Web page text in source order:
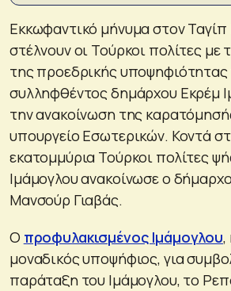
Εκκωφαντικό μήνυμα στον Ταγίπ
στέλνουν οι Τούρκοι πολίτες με
της προεδρικής υποψηφιότητας
συλληφθέντος δημάρχου Εκρέμ
την ανακοίνωση της
υπουργείο Εσωτερικών. Κοντά
εκατομμύρια Τούρκοι πολίτες
Ιμάμογλου ανακοίνωσε ο
Μανσούρ Γιαβάς.
Ο προφυλακισμένος Ιμάμογλου,
μοναδικός υποψήφιος, για
παράταξη του Ιμάμογλου, το